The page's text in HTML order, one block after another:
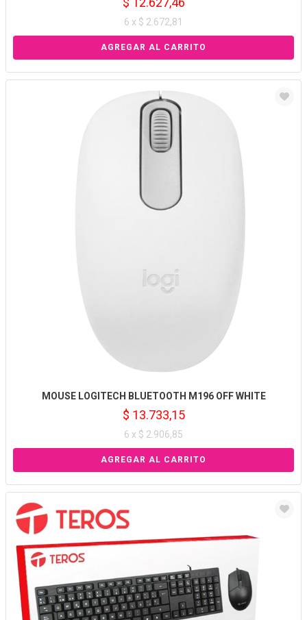
6 x $ 2.672,81
MOUSE LOGITECH BLUETOOTH M196 OFF WHITE
$ 13.733,15
6 x $ 2.906,85